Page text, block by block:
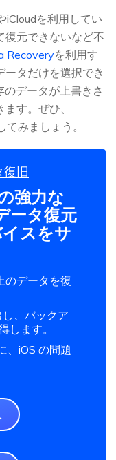
を利用してい
復元できないなど不
Recoveryを利用す
タだけを選択でき
データが上書きさ
す。ぜひ、
みましょう。
旧
強力な
ータ復元
スをサ
のデータを復
、バックア
します。
、iOS の問題